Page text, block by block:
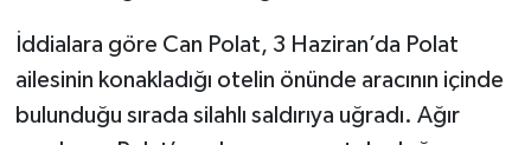
İddialara göre Can Polat, 3 Haziran’da Polat
ailesinin konakladığı otelin önünde aracının içinde
bulunduğu sırada silahlı saldırıya uğradı. Ağır